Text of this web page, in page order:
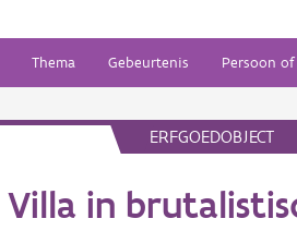
Thema Gebeurtenis Persoon
ERFGOEDOBJECT
Villa in